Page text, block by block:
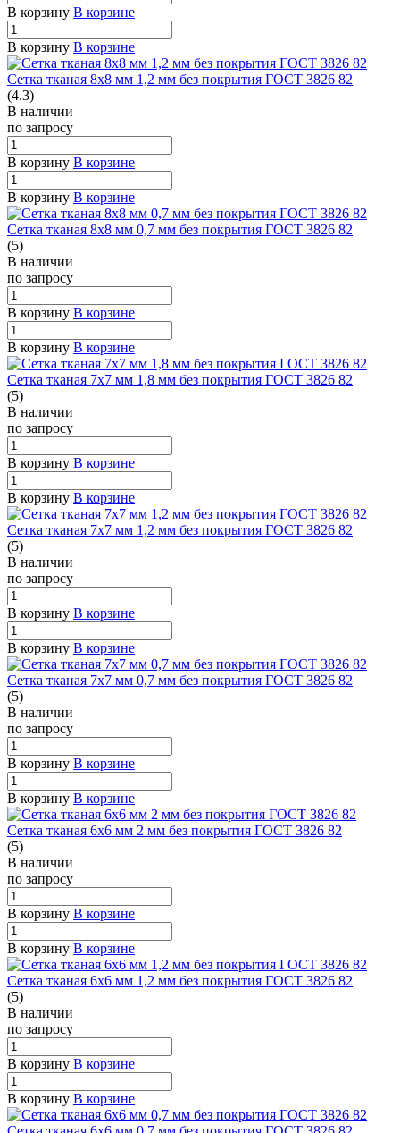
В корзину В корзине
В корзину В корзине
Сетка тканая 8х8 мм 1,2 мм без покрытия ГОСТ 3826 82
(4.3)
В наличии
по запросу
В корзину В корзине
В корзину В корзине
Сетка тканая 8х8 мм 0,7 мм без покрытия ГОСТ 3826 82
(5)
В наличии
по запросу
В корзину В корзине
В корзину В корзине
Сетка тканая 7х7 мм 1,8 мм без покрытия ГОСТ 3826 82
(5)
В наличии
по запросу
В корзину В корзине
В корзину В корзине
Сетка тканая 7х7 мм 1,2 мм без покрытия ГОСТ 3826 82
(5)
В наличии
по запросу
В корзину В корзине
В корзину В корзине
Сетка тканая 7х7 мм 0,7 мм без покрытия ГОСТ 3826 82
(5)
В наличии
по запросу
В корзину В корзине
В корзину В корзине
Сетка тканая 6х6 мм 2 мм без покрытия ГОСТ 3826 82
(5)
В наличии
по запросу
В корзину В корзине
В корзину В корзине
Сетка тканая 6х6 мм 1,2 мм без покрытия ГОСТ 3826 82
(5)
В наличии
по запросу
В корзину В корзине
В корзину В корзине